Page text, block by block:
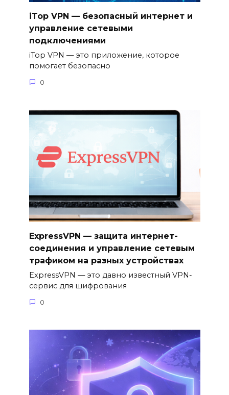
iTop VPN — безопасный интернет и
управление сетевыми
подключениями
iTop VPN — это приложение, которое
помогает безопасно
0
ExpressVPN — защита интернет-
соединения и управление сетевым
трафиком на разных устройствах
ExpressVPN — это давно известный VPN-
сервис для шифрования
0